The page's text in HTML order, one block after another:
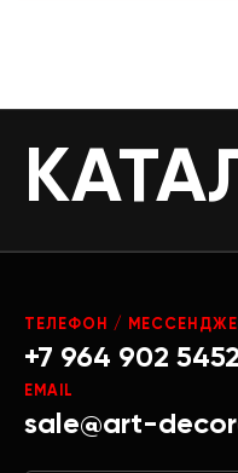
ТЕЛЕФОН /
+7 964 902 5452
EMAIL
sale@art-